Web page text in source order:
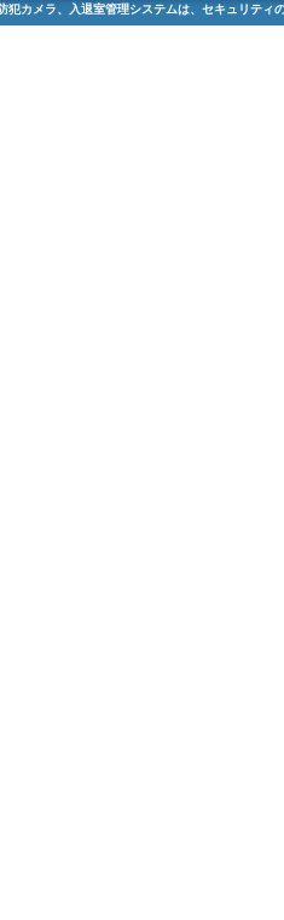
犯カメラ、入退室管理システムは、セキュリティ